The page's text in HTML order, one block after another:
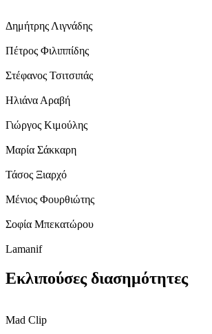
Δημήτρης Λιγνάδης
Πέτρος Φιλιππίδης
Στέφανος Τσιτσιπάς
Ηλιάνα Αραβή
Γιώργος Κιμούλης
Μαρία Σάκκαρη
Τάσος Ξιαρχό
Μένιος Φουρθιώτης
Σοφία Μπεκατώρου
Lamanif
Εκλιπούσες διασημότητες
Mad Clip